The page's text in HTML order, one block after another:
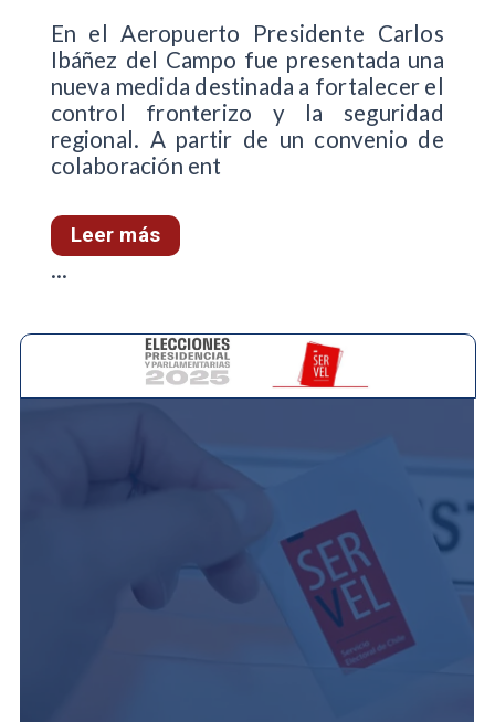
En el Aeropuerto Presidente Carlos
Ibáñez del Campo fue presentada una
nueva medida destinada a fortalecer el
control fronterizo y la seguridad
regional. A partir de un convenio de
colaboración ent
Leer más
...